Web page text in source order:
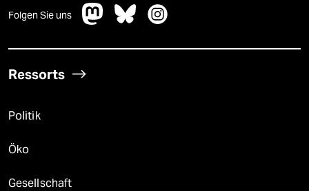
Folgen Sie uns
Ressorts
Politik
Öko
Gesellschaft